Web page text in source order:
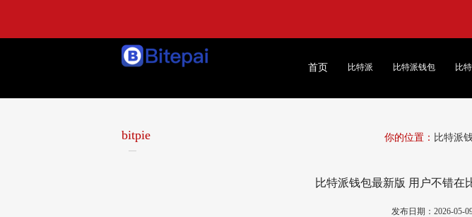
首页 比特派 比特派钱包 比
bitpie 你的位置： 比特派
比特派钱包最新版 用户不错在
发布日期：2026-05-